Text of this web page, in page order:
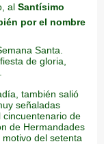
al Santísimo
por el nombre
Santa.
de gloria,
también salió
señaladas
de
de Hermandades
del setenta